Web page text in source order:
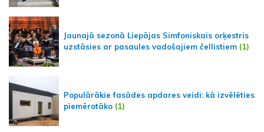
Jaunajā sezonā Liepājas Simfoniskais orķestris
uzstāsies ar pasaules vadošajiem čellistiem (1)
Populārākie fasādes apdares veidi: kā izvēlēties
piemērotāko (1)